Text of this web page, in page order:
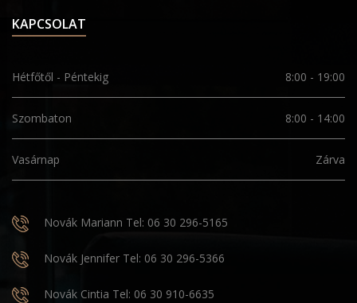
KAPCSOLAT
Hétfőtől - Péntekig 8:00 - 19:00
Szombaton 8:00 - 14:00
Vasárnap Zárva
Novák Mariann Tel: 06 30 296-5165
Novák Jennifer Tel: 06 30 296-5366
Novák Cintia Tel: 06 30 910-6635